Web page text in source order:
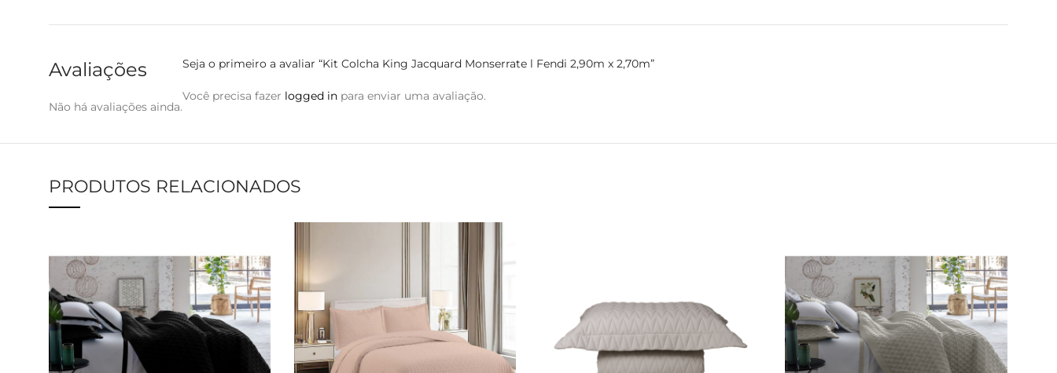
Avaliações
Não há avaliações ainda.
Seja o primeiro a avaliar “Kit Colcha King Jacquard Monserrate l Fendi 2,90m x 2,70m”
Você precisa fazer logged in para enviar uma avaliação.
PRODUTOS RELACIONADOS